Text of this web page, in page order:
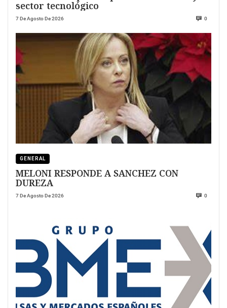
sector tecnológico
7 De Agosto De 2026 0
GENERAL
MELONI RESPONDE A SANCHEZ CON
DUREZA
7 De Agosto De 2026 0